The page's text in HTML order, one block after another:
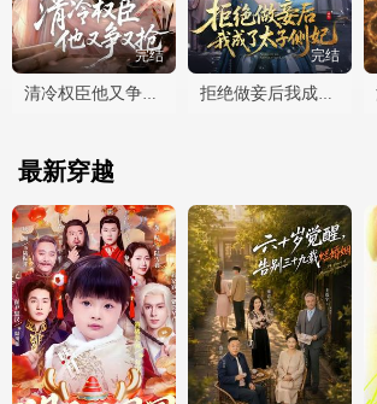
完结 完结
拒绝做妾后我成了太子侧妃
最新穿越